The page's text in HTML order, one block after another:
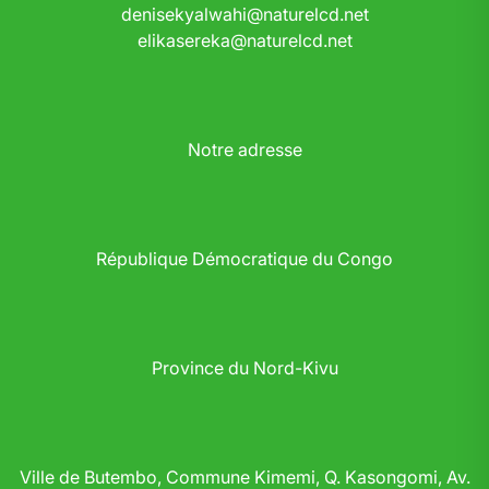
denisekyalwahi@naturelcd.net
elikasereka@naturelcd.net
Notre adresse
République Démocratique du Congo
Province du Nord-Kivu
Ville de Butembo, Commune Kimemi, Q. Kasongomi, Av.